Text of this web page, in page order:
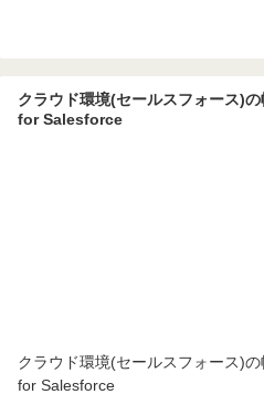
クラウド環境(セールスフォース)
for Salesforce
クラウド環境(セールスフォース)
for Salesforce